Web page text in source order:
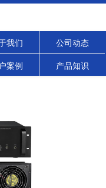
我们 公司动态
案例 产品知识